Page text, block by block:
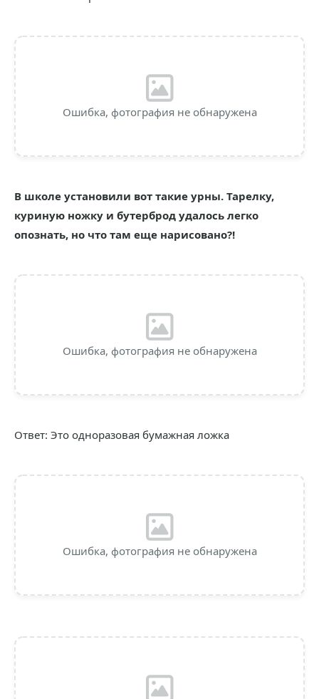
Ошибка, фотография не обнаружена
В школе установили вот такие урны. Тарелку,
куриную ножку и бутерброд удалось легко
опознать, но что там еще нарисовано?!
Ошибка, фотография не обнаружена
Ответ: Это одноразовая бумажная ложка
Ошибка, фотография не обнаружена